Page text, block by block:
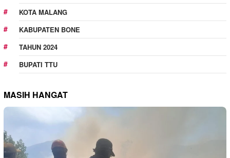
KOTA MALANG
KABUPATEN BONE
TAHUN 2024
BUPATI TTU
MASIH HANGAT